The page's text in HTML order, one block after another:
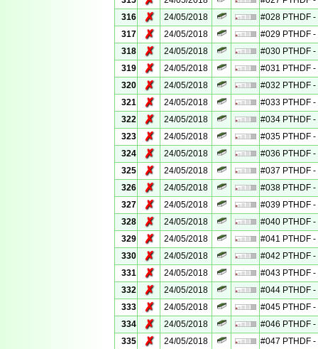
316
✗ 24/05/2018
#028 PTHDF
317
✗ 24/05/2018
#029 PTHDF
318
✗ 24/05/2018
#030 PTHDF
319
✗ 24/05/2018
#031 PTHDF
320
✗ 24/05/2018
#032 PTHDF
321
✗ 24/05/2018
#033 PTHDF
322
✗ 24/05/2018
#034 PTHDF
323
✗ 24/05/2018
#035 PTHDF
324
✗ 24/05/2018
#036 PTHDF
325
✗ 24/05/2018
#037 PTHDF
326
✗ 24/05/2018
#038 PTHDF
327
✗ 24/05/2018
#039 PTHDF
328
✗ 24/05/2018
#040 PTHDF
329
✗ 24/05/2018
#041 PTHDF
330
✗ 24/05/2018
#042 PTHDF
331
✗ 24/05/2018
#043 PTHDF
332
✗ 24/05/2018
#044 PTHDF
333
✗ 24/05/2018
#045 PTHDF
334
✗ 24/05/2018
#046 PTHDF
335
✗ 24/05/2018
#047 PTHDF